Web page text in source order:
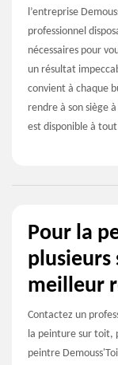
l’entreprise
professionnel
nécessaires pour
un résultat
convient à chaque
rendre à son siège
est disponible à
Pour la
plusieurs
meilleur
Contactez un
la peinture sur toit,
peintre